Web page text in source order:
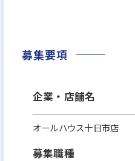
募集要項
企業・店舗名
オールハウス十日市店
募集職種